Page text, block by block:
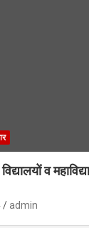
व
admin